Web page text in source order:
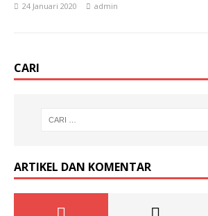
24 Januari 2020 admin
CARI
ARTIKEL DAN KOMENTAR